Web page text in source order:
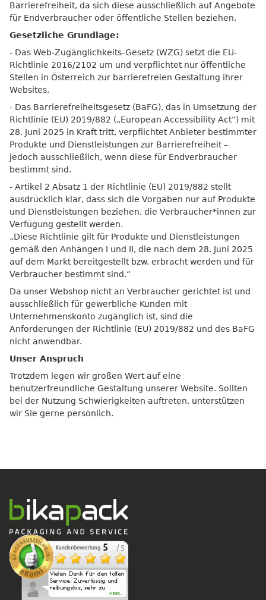
Barrierefreiheit, da sich diese ausschließlich auf Angebote
für Endverbraucher oder öffentliche Stellen beziehen.
Gesetzliche Grundlage:
- Das Web-Zugänglichkeits-Gesetz (WZG) setzt die EU-
Richtlinie 2016/2102 um und verpflichtet nur öffentliche
Stellen in Österreich zur barrierefreien Gestaltung ihrer
Websites.
- Das Barrierefreiheitsgesetz (BaFG), das in Umsetzung der
Richtlinie (EU) 2019/882 („European Accessibility Act“) mit
28. Juni 2025 in Kraft tritt, verpflichtet Anbieter bestimmter
Produkte und Dienstleistungen zur Barrierefreiheit –
jedoch ausschließlich, wenn diese für Endverbraucher
bestimmt sind.
- Artikel 2 Absatz 1 der Richtlinie (EU) 2019/882 stellt
ausdrücklich klar, dass sich die Vorgaben nur auf Produkte
und Dienstleistungen beziehen, die Verbraucher*innen zur
Verfügung gestellt werden.
„Diese Richtlinie gilt für Produkte und Dienstleistungen
gemäß den Anhängen I und II, die nach dem 28. Juni 2025
auf dem Markt bereitgestellt bzw. erbracht werden und für
Verbraucher bestimmt sind.“
Da unser Webshop nicht an Verbraucher gerichtet ist und
ausschließlich für gewerbliche Kunden mit
Unternehmenskonto zugänglich ist, sind die
Anforderungen der Richtlinie (EU) 2019/882 und des BaFG
nicht anwendbar.
Unser Anspruch
Trotzdem legen wir großen Wert auf eine
benutzerfreundliche Gestaltung unserer Website. Sollten
bei der Nutzung Schwierigkeiten auftreten, unterstützen
wir Sie gerne persönlich.